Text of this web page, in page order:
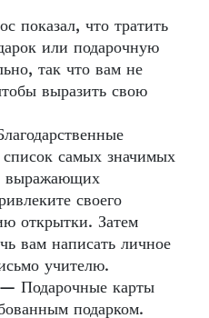
показал, что тратить
или подарочную
так что вам не
выразить свою
список самых значимых
выражающих
своего
открытки. Затем
вам написать личное
учителю.
— Подарочные карты
подарком.